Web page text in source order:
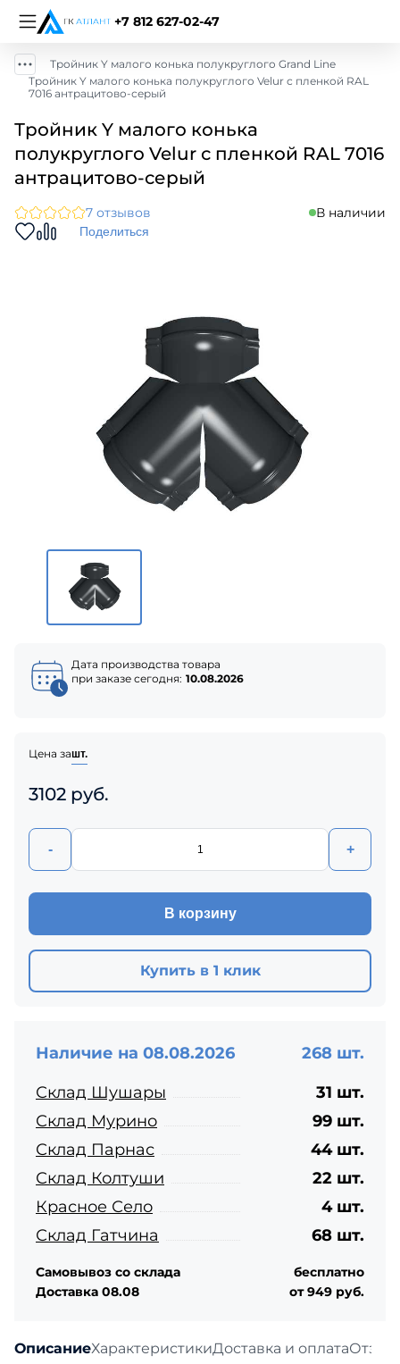
+7 812 627-02-47
Тройник Y малого конька полукруглого Grand Line
Тройник Y малого конька полукруглого Velur с пленкой RAL
7016 антрацитово-серый
Тройник Y малого конька
полукруглого Velur с пленкой RAL 7016
антрацитово-серый
7 отзывов В наличии
Поделиться
ОписаниеХарактеристикиДоставка и оплата
Дата производства товара
при заказе сегодня: 10.08.2026
Цена зашт.
3102 руб.
- +
В корзину
Купить в 1 клик
Наличие на 08.08.2026
268 шт.
Склад Шушары
31 шт.
Склад Мурино
99 шт.
Склад Парнас
44 шт.
Склад Колтуши
22 шт.
Красное Село
4 шт.
Склад Гатчина
68 шт.
Самовывоз со склада
бесплатно
Доставка 08.08
от 949 руб.